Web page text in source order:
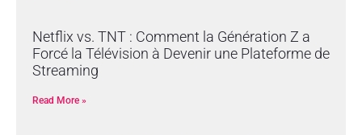
Netflix vs. TNT : Comment la Génération Z a
Forcé la Télévision à Devenir une Plateforme de
Streaming
Read More »